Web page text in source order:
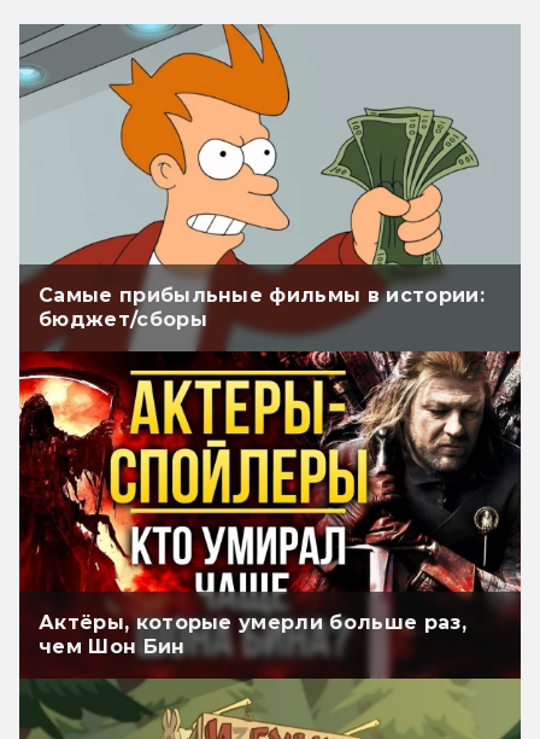
Самые прибыльные фильмы в истории:
бюджет/сборы
Актёры, которые умерли больше раз,
чем Шон Бин